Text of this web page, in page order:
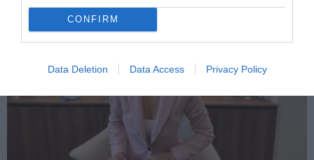
CONFIRM
Data Deletion Data Access Privacy Policy